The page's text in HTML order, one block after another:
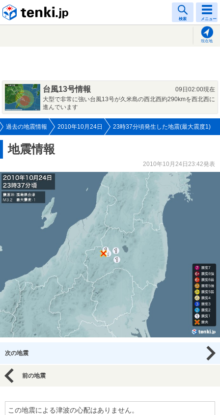
検索 メニュー
現在地
台風13号情報
09日02:00現在
大型で非常に強い台風13号が久米島の西北西約290kmを西北西に
進んでいます
過去の地震情報 2010年10月24日 23時37分頃発生した地震(最大震度1)
地震情報
2010年10月24日23:42発表
次の地震
前の地震
この地震による津波の心配はありません。